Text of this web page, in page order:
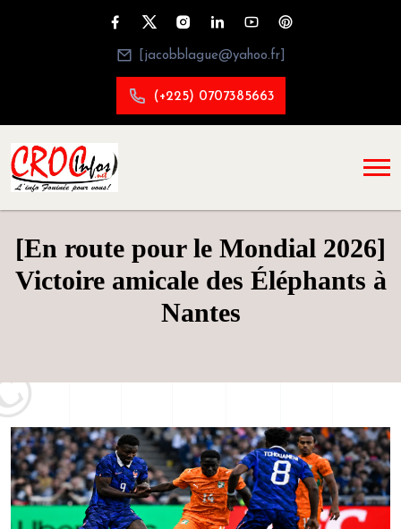
[jacobblague@yahoo.fr]
(+225) 0707385663
[En route pour le Mondial 2026]
Victoire amicale des Éléphants à
Nantes